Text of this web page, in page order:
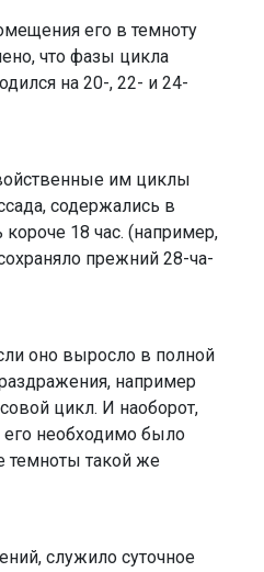
его в темноту
что фазы цикла
на 20-, 22- и 24-
им циклы
содержались в
18 час. (например,
прежний 28-ча­
оно выросло в полной
например
цикл. И наоборот,
его необходимо было
темноты такой же
служило суточное